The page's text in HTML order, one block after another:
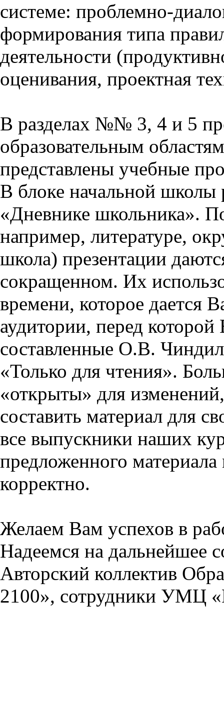
системе: проблемно-
формирования типа
деятельности
оценивания, проектная
В разделах №№ 3, 4 и 5
образовательным
представлены учебные
В блоке начальной школы
«Дневнике школьника».
например, литературе,
школа) презентации
сокращенном. Их
времени, которое дается
аудитории, перед
составленные О.В.
«Только для чтения».
«открыты» для
составить материал для
все выпускники наших
предложенного
корректно.
Желаем Вам успехов в
Надеемся на дальнейшее
Авторский коллектив
2100», сотрудники УМЦ